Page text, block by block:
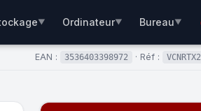
▼ Ordinateur▼ Bureau▼
EAN : 3536403398972 · Réf :